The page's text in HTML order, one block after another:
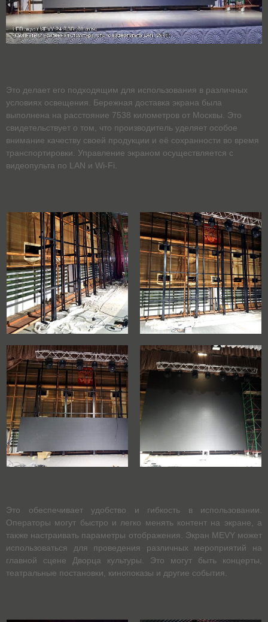
Это делает его подходящим для использования в различных
условиях освещения. Бережная доставка экрана была
выполнена на расстояние 7538 километров от Москвы. Это
свидетельствует о том, что производитель уделяет особое
внимание качеству своей продукции и её сохранности во время
транспортировки. Управление экраном осуществляется с
видеопульта по LAN и Wi-Fi.
Это обеспечивает удобство и гибкость в использовании.
Операторы могут быстро и легко менять контент на экране, а
также настраивать параметры отображения. Экран MEVY может
использоваться для проведения различных мероприятий на
главной сцене Дворца культуры. Это могут быть концерты,
театральные постановки, кинопоказы и другие события.